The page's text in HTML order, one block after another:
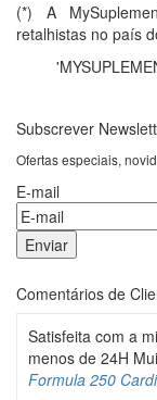
(*) A
retalhistas no país
Subscrever
Ofertas especiais,
E-mail
Comentários de
Satisfeita com a
menos de 24H
Formula 250